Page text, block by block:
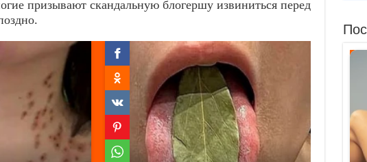
призывают скандальную блогершу извиниться перед